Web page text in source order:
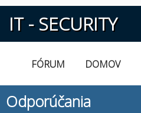
IT - SECURITY
FÓRUM DOMOV
Odporúčania